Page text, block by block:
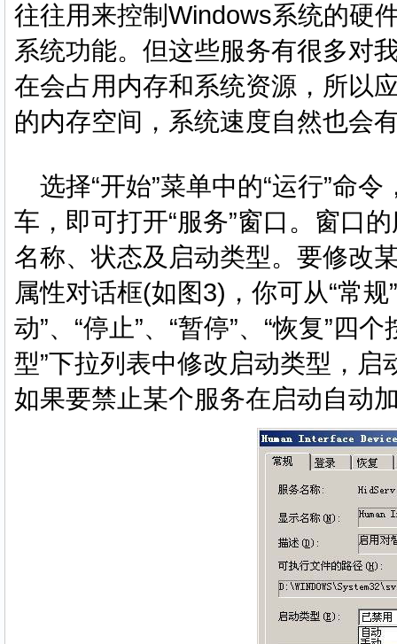
往往用来控制Windows系统的硬
系统功能。但这些服务有很多对
在会占用内存和系统资源，所以
的内存空间，系统速度自然也会
选择“开始”菜单中的“运行”命令
车，即可打开“服务”窗口。窗口
名称、状态及启动类型。要修改
属性对话框(如图3)，你可从“常
动”、“停止”、“暂停”、“恢复”四
型”下拉列表中修改启动类型，启
如果要禁止某个服务在启动自动